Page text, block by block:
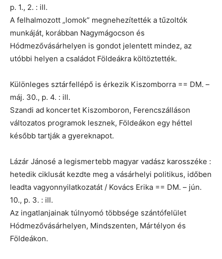
p. 1., 2. : ill.
A felhalmozott „lomok” megnehezítették a tűzoltók
munkáját, korábban Nagymágocson és
Hódmezővásárhelyen is gondot jelentett mindez, az
utóbbi helyen a családot Földeákra költöztették.
Különleges sztárfellépő is érkezik Kiszomborra == DM. –
máj. 30., p. 4. : ill.
Szandi ad koncertet Kiszomboron, Ferencszálláson
változatos programok lesznek, Földeákon egy héttel
később tartják a gyereknapot.
Lázár Jánosé a legismertebb magyar vadász karosszéke :
hetedik ciklusát kezdte meg a vásárhelyi politikus, időben
leadta vagyonnyilatkozatát / Kovács Erika == DM. – jún.
10., p. 3. : ill.
Az ingatlanjainak túlnyomó többsége szántófelület
Hódmezővásárhelyen, Mindszenten, Mártélyon és
Földeákon.